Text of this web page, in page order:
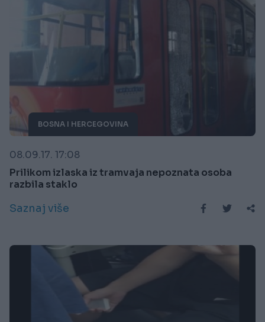
BOSNA I HERCEGOVINA
08.09.17. 17:08
Prilikom izlaska iz tramvaja nepoznata osoba
razbila staklo
Saznaj više